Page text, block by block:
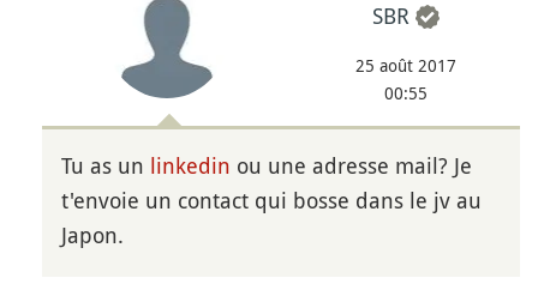
SBR
25 août 2017
00:55
Tu as un linkedin ou une adresse mail? Je
t'envoie un contact qui bosse dans le jv au
Japon.